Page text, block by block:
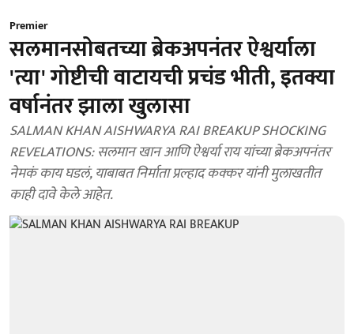
Premier
सलमानसोबतच्या ब्रेकअपनंतर ऐश्वर्याला
'त्या' गोष्टीची वाटायची प्रचंड भीती, इतक्या
वर्षानंतर झाला खुलासा
SALMAN KHAN AISHWARYA RAI BREAKUP SHOCKING
REVELATIONS: सलमान खान आणि ऐश्वर्या राय यांच्या ब्रेकअपनंतर
नेमकं काय घडलं, याबाबत निर्माता प्रल्हाद कक्कर यांनी मुलाखतीत
काही दावे केले आहेत.